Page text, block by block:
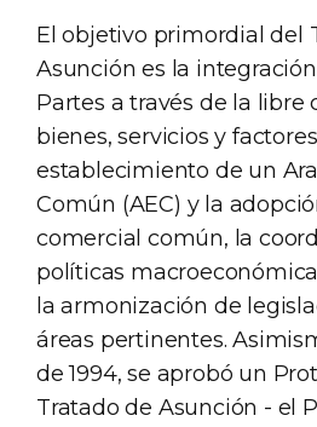
El objetivo primordial del
Asunción es la
Partes a través de la libre
bienes, servicios y
establecimiento de un
Común (AEC) y la
comercial común, la
políticas
la armonización de
áreas pertinentes.
de 1994, se aprobó un
Tratado de Asunción - el